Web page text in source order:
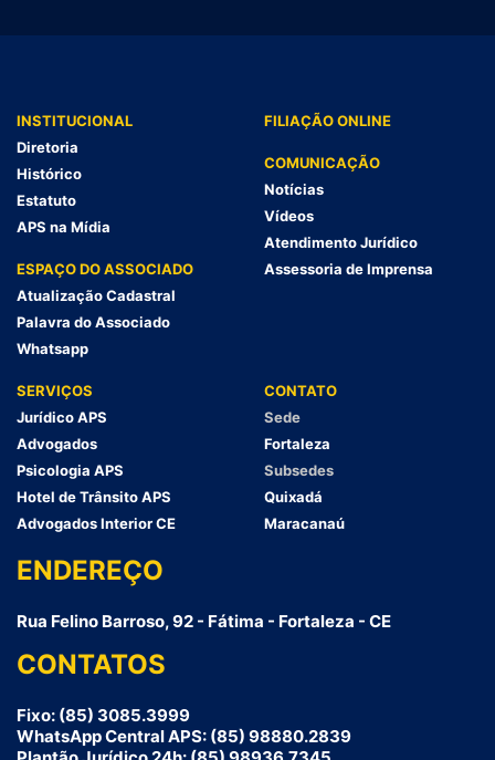
INSTITUCIONAL
Diretoria
Histórico
Estatuto
APS na Mídia
ESPAÇO DO ASSOCIADO
Atualização Cadastral
Palavra do Associado
Whatsapp
FILIAÇÃO ONLINE
COMUNICAÇÃO
Notícias
Vídeos
Atendimento Jurídico
Assessoria de Imprensa
SERVIÇOS
Jurídico APS
Advogados
Psicologia APS
Hotel de Trânsito APS
Advogados Interior CE
CONTATO
Sede
Fortaleza
Subsedes
Quixadá
Maracanaú
ENDEREÇO
Rua Felino Barroso, 92 - Fátima - Fortaleza - CE
CONTATOS
Fixo: (85) 3085.3999
WhatsApp Central APS: (85) 98880.2839